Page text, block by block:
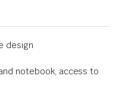
design
notebook, access to